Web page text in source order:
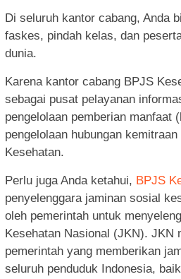
Di seluruh kantor cabang, Anda
faskes, pindah kelas, dan
dunia.
Karena kantor cabang BPJS
sebagai pusat pelayanan
pengelolaan pemberian manfaat
pengelolaan hubungan
Kesehatan.
Perlu juga Anda ketahui, BPJS
penyelenggara jaminan sosial
oleh pemerintah untuk
Kesehatan Nasional (JKN). JKN
pemerintah yang memberikan
seluruh penduduk Indonesia,